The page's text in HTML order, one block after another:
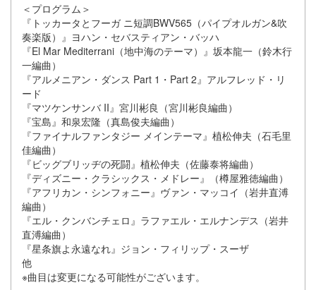
＜プログラム＞
『トッカータとフーガ ニ短調BWV565（パイプオルガン&吹
奏楽版）』ヨハン・セバスティアン・バッハ
『El Mar Mediterrani（地中海のテーマ）』坂本龍一（鈴木行
一編曲）
『アルメニアン・ダンス Part 1・Part 2』アルフレッド・リ
ード
『マツケンサンバ II』宮川彬良（宮川彬良編曲）
『宝島』和泉宏隆（真島俊夫編曲）
『ファイナルファンタジー メインテーマ』植松伸夫（石毛里
佳編曲）
『ビッグブリッヂの死闘』植松伸夫（佐藤泰将編曲）
『ディズニー・クラシックス・メドレー』（樽屋雅徳編曲）
『アフリカン・シンフォニー』ヴァン・マッコイ（岩井直溥
編曲）
『エル・クンバンチェロ』ラファエル・エルナンデス（岩井
直溥編曲）
『星条旗よ永遠なれ』ジョン・フィリップ・スーザ
他
※曲目は変更になる可能性がございます。